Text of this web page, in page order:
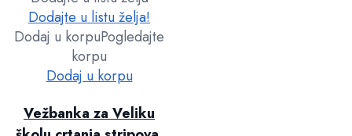
Dodajte u listu želja!
Dodaj u korpuPogledajte
korpu
Dodaj u korpu
Vežbanka za Veliku